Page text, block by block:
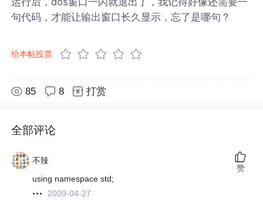
句代码，才能让输出窗口长久显示，忘了是哪句？
给本帖投票
85 8 打赏
全部评论
不辣
using namespace std;
2009-04-27
赞